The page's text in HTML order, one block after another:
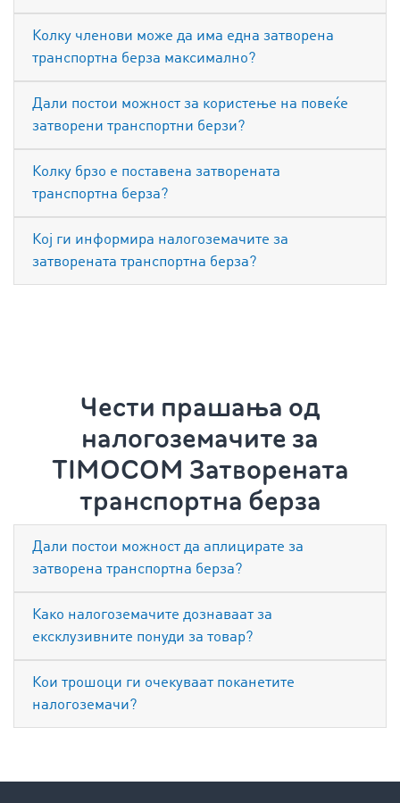
Колку членови може да има една затворена
транспортна берза максимално?
Дали постои можност за користење на повеќе
затворени транспортни берзи?
Колку брзо е поставена затворената
транспортна берза?
Кој ги информира налогоземачите за
затворената транспортна берза?
Чести прашања од
налогоземачите за
TIMOCOM Затворената
транспортна берза
Дали постои можност да аплицирате за
затворена транспортна берза?
Како налогоземачите дознаваат за
ексклузивните понуди за товар?
Кои трошоци ги очекуваат поканетите
налогоземачи?